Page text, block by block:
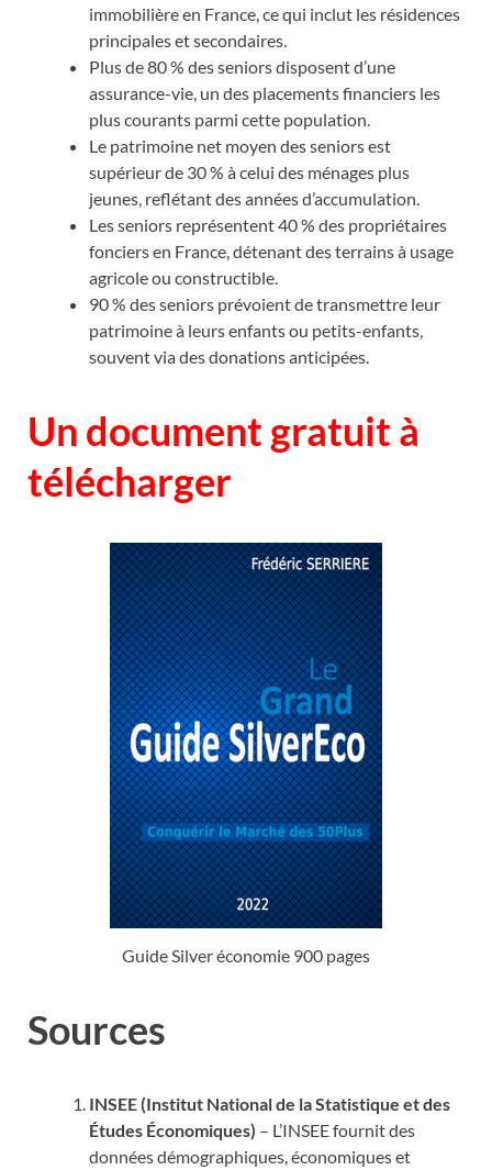
immobilière en France, ce qui inclut les résidences
principales et secondaires.
Plus de 80 % des seniors disposent d’une
assurance-vie, un des placements financiers les
plus courants parmi cette population.
Le patrimoine net moyen des seniors est
supérieur de 30 % à celui des ménages plus
jeunes, reflétant des années d’accumulation.
Les seniors représentent 40 % des propriétaires
fonciers en France, détenant des terrains à usage
agricole ou constructible.
90 % des seniors prévoient de transmettre leur
patrimoine à leurs enfants ou petits-enfants,
souvent via des donations anticipées.
Un document gratuit à
télécharger
Guide Silver économie 900 pages
Sources
INSEE (Institut National de la Statistique et des
Études Économiques) – L’INSEE fournit des
données démographiques, économiques et